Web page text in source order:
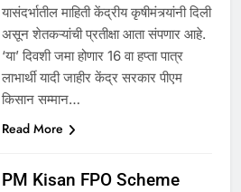
यासंदर्भातील माहिती केंद्रीय कृषीमंत्र्यांनी दिली
असून शेतकऱ्यांची प्रतीक्षा आता संपणार आहे.
‘या’ दिवशी जमा होणार 16 वा हप्ता पात्र
लाभार्थी यादी जाहीर केंद्र सरकार पीएम
किसान सम्मान…
Read More
PM Kisan FPO Scheme